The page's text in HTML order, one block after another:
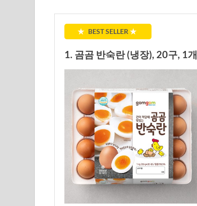
★ BEST SELLER ★
1. 곰곰 반숙란 (냉장), 20구, 1개